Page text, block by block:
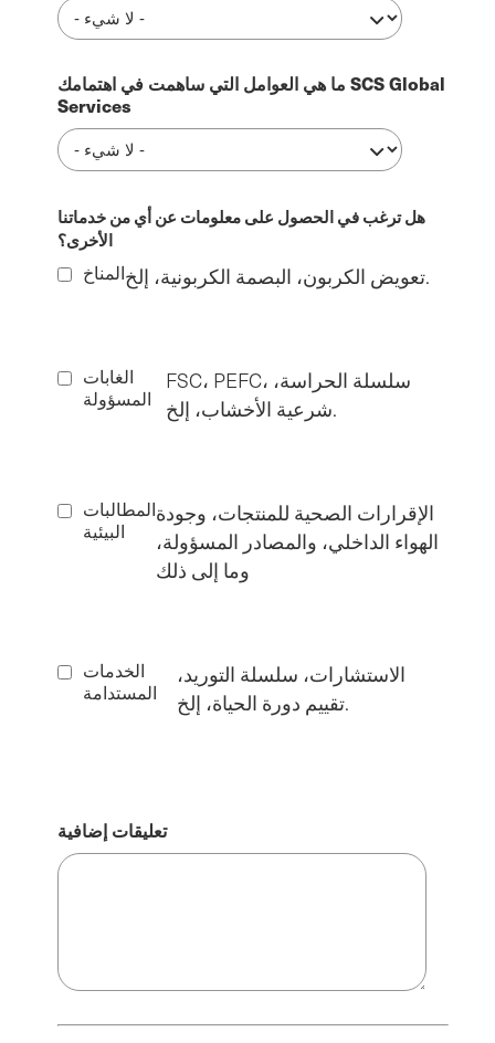
ما هي العوامل التي ساهمت في اهتمامك SCS Global
Services
هل ترغب في الحصول على معلومات عن أي من خدماتنا
الأخرى؟
المناخ
تعويض الكربون، البصمة الكربونية، إلخ.
الغابات
المسؤولة
FSC، PEFC، سلسلة الحراسة،
شرعية الأخشاب، إلخ.
المطالبات
البيئية
الإقرارات الصحية للمنتجات، وجودة
الهواء الداخلي، والمصادر المسؤولة،
وما إلى ذلك
الخدمات
المستدامة
الاستشارات، سلسلة التوريد،
تقييم دورة الحياة، إلخ.
تعليقات إضافية